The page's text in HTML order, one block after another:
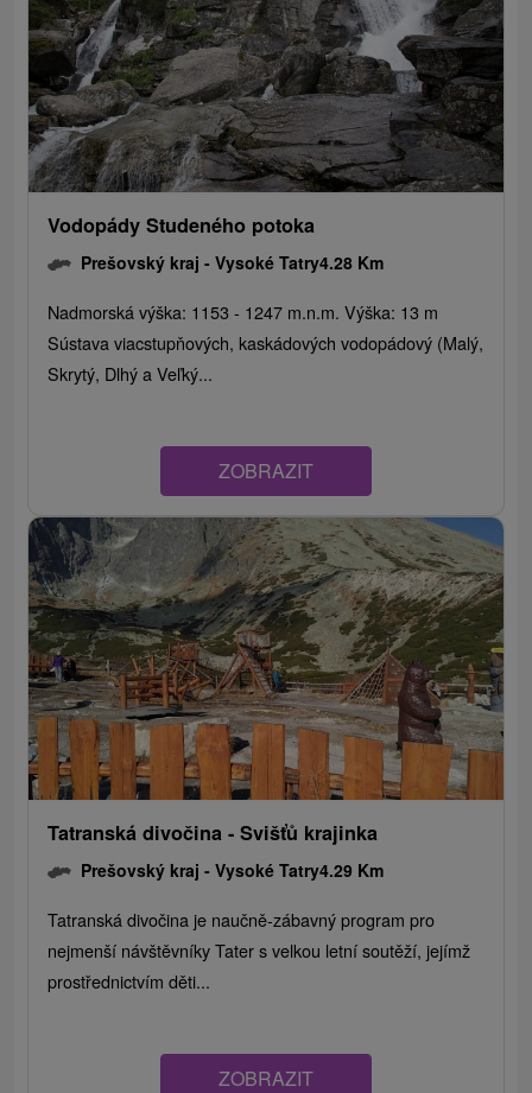
Vodopády Studeného potoka
Prešovský kraj -Vysoké Tatry4.28 Km
Nadmorská výška: 1153 - 1247 m.n.m. Výška: 13 m
Sústava viacstupňových, kaskádových vodopádový (Malý,
Skrytý, Dlhý a Veľký...
ZOBRAZIT
Tatranská divočina - Svišťů krajinka
Prešovský kraj -Vysoké Tatry4.29 Km
Tatranská divočina je naučně-zábavný program pro
nejmenší návštěvníky Tater s velkou letní soutěží, jejímž
prostřednictvím děti...
ZOBRAZIT